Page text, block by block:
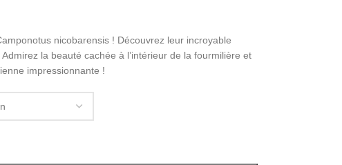
nicobarensis ! Découvrez leur incroyable
la beauté cachée à l’intérieur de la fourmilière et
impressionnante !